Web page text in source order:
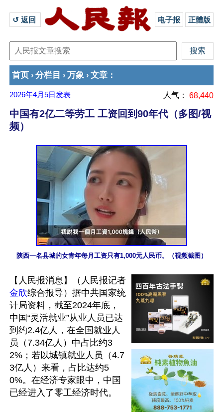
↺ 返回 电子报 正體版
首页 › 分栏目 › 万象 › 文章 ：
2026年4月5日 发表 人气： 68,440
中国有2亿二等劳工 工资回到90年代（多图/视
频）
陕西一名县城的女青年每月工资只有1,000元人民币。（视频截图）
【人民报消息】（人民报记者
金欣综合报导）据中共国家统
计局资料，截至2024年底，
中国“灵活就业”从业人员已达
到约2.4亿人，在全国就业人
员（7.34亿人）中占比约3
2%；若以城镇就业人员（4.7
3亿人）来看，占比达约5
0%。在经济专家眼中，中国
已经进入了零工经济时代。